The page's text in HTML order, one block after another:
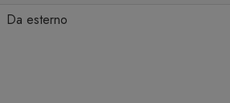
Da esterno